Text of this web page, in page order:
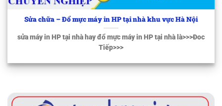
Sửa chữa – Đổ mực máy in HP tại nhà khu vực Hà Nội
sửa máy in HP tại nhà hay đổ mực máy in HP tại nhà là>>>Đoc
Tiếp>>>